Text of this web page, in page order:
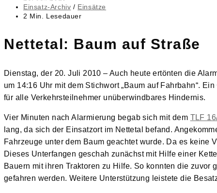
veröffentlicht:
Beitrags-
Kategorie:
Einsatz-Archiv / Einsätze
Lesedauer:
2 Min. Lesedauer
Nettetal: Baum auf Straße
Dienstag, der 20. Juli 2010 – Auch heute ertönten die
um 14:16 Uhr mit dem Stichwort „Baum auf Fahrbahn“.
für alle Verkehrsteilnehmer unüberwindbares Hindernis.
Vier Minuten nach Alarmierung begab sich mit dem TLF
lang, da sich der Einsatzort im Nettetal befand.
Fahrzeuge unter dem Baum geachtet wurde. Da es keine
Dieses Unterfangen geschah zunächst mit Hilfe einer
Bauern mit ihren Traktoren zu Hilfe. So konnten die
gefahren werden. Weitere Unterstützung leistete die